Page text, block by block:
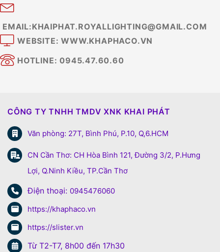
EMAIL:KHAIPHAT.ROYALLIGHTING@GMAIL.COM
WEBSITE: WWW.KHAPHACO.VN
HOTLINE: 0945.47.60.60
CÔNG TY TNHH TMDV XNK KHAI PHÁT
Văn phòng: 27T, Bình Phú, P.10, Q,6.HCM
CN Cần Thơ: CH Hòa Bình 121, Đường 3/2, P.Hưng
Lợi, Q.Ninh Kiều, TP.Cần Thơ
Điện thoại: 0945476060
https://khaphaco.vn
https://slister.vn
Từ T2-T7, 8h00 đến 17h30